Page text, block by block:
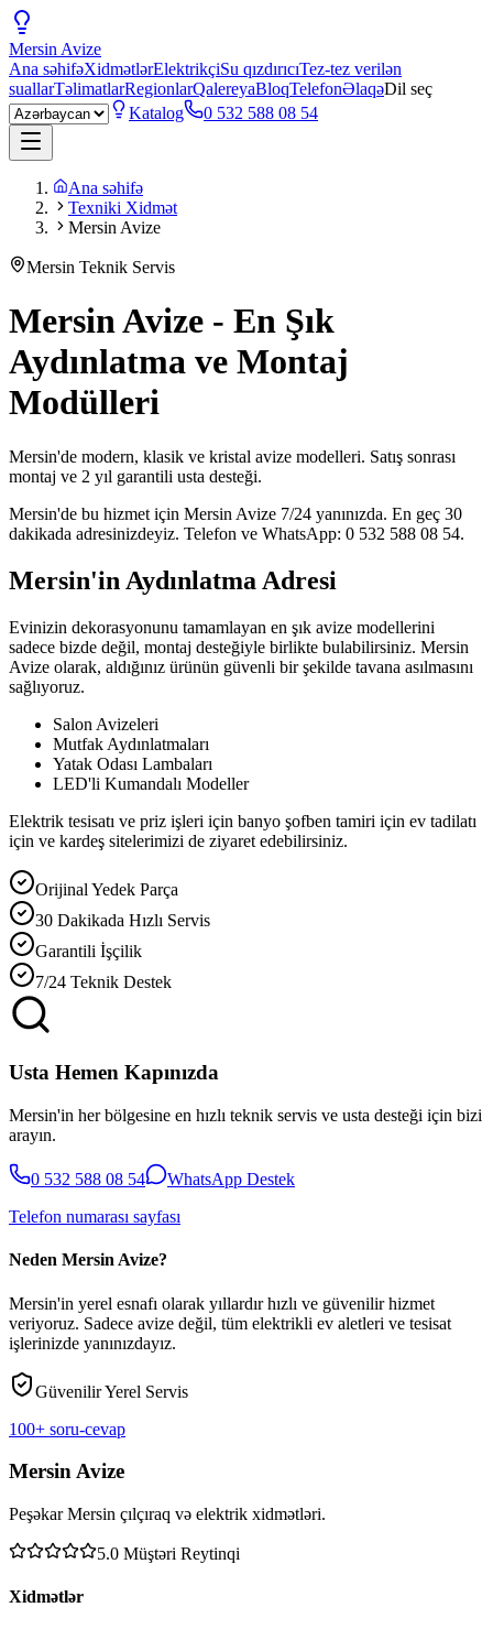
Mersin Avize
Ana səhifəXidmətlərElektrikçiSu qızdırıcıTez-tez verilən
suallarTəlimatlarRegionlarQalereyaBloqTelefonƏlaqəDil seç
Katalog
0 532 588 08 54
Ana səhifə
Texniki Xidmət
Mersin Avize
Mersin Teknik Servis
Mersin Avize - En Şık
Aydınlatma ve Montaj
Modülleri
Mersin'de modern, klasik ve kristal avize modelleri. Satış sonrası
montaj ve 2 yıl garantili usta desteği.
Mersin'de bu hizmet için Mersin Avize 7/24 yanınızda. En geç 30
dakikada adresinizdeyiz. Telefon ve WhatsApp: 0 532 588 08 54.
Mersin'in Aydınlatma Adresi
Evinizin dekorasyonunu tamamlayan en şık avize modellerini
sadece bizde değil, montaj desteğiyle birlikte bulabilirsiniz. Mersin
Avize olarak, aldığınız ürünün güvenli bir şekilde tavana asılmasını
sağlıyoruz.
Salon Avizeleri
Mutfak Aydınlatmaları
Yatak Odası Lambaları
LED'li Kumandalı Modeller
Elektrik tesisatı ve priz işleri için banyo şofben tamiri için ev tadilatı
için ve kardeş sitelerimizi de ziyaret edebilirsiniz.
Orijinal Yedek Parça
30 Dakikada Hızlı Servis
Garantili İşçilik
7/24 Teknik Destek
Usta Hemen Kapınızda
Mersin'in her bölgesine en hızlı teknik servis ve usta desteği için bizi
arayın.
0 532 588 08 54
WhatsApp Destek
Telefon numarası sayfası
Neden Mersin Avize?
Mersin'in yerel esnafı olarak yıllardır hızlı ve güvenilir hizmet
veriyoruz. Sadece avize değil, tüm elektrikli ev aletleri ve tesisat
işlerinizde yanınızdayız.
Güvenilir Yerel Servis
100+ soru-cevap
Mersin Avize
Peşəkar Mersin çılçıraq və elektrik xidmətləri.
5.0 Müştəri Reytinqi
Xidmətlər